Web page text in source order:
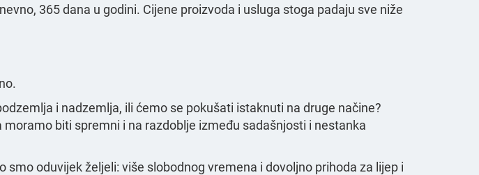
365 dana u godini. Cijene proizvoda i usluga stoga padaju sve niže
i nadzemlja, ili ćemo se pokušati istaknuti na druge načine?
biti spremni i na razdoblje između sadašnjosti i nestanka
oduvijek željeli: više slobodnog vremena i dovoljno prihoda za lijep i